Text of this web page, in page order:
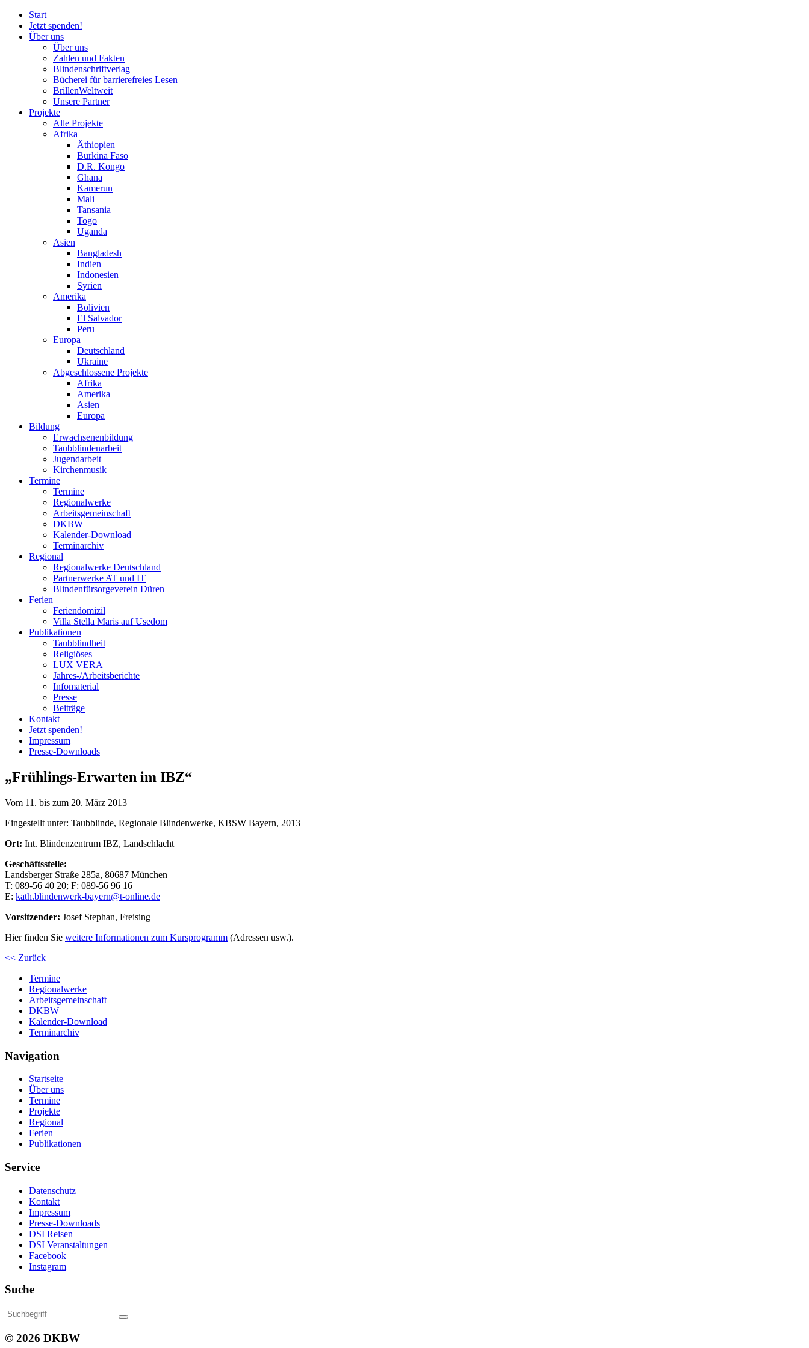
Start
Jetzt spenden!
Über uns
Über uns
Zahlen und Fakten
Blindenschriftverlag
Bücherei fürbarrierefreies Lesen
BrillenWeltweit
Unsere Partner
Projekte
Alle Projekte
Afrika
Äthiopien
Burkina Faso
D.R. Kongo
Ghana
Kamerun
Mali
Tansania
Togo
Uganda
Asien
Bangladesh
Indien
Indonesien
Syrien
Amerika
Bolivien
El Salvador
Peru
Europa
Deutschland
Ukraine
Abgeschlossene Projekte
Afrika
Amerika
Asien
Europa
Bildung
Erwachsenenbildung
Taubblindenarbeit
Jugendarbeit
Kirchenmusik
Termine
Termine
Regionalwerke
Arbeitsgemeinschaft
DKBW
Kalender-Download
Terminarchiv
Regional
Regionalwerke Deutschland
Partnerwerke AT und IT
Blindenfürsorgeverein Düren
Ferien
Feriendomizil
Villa Stella Maris auf Usedom
Publikationen
Taubblindheit
Religiöses
LUX VERA
Jahres-/​Arbeitsberichte
Infomaterial
Presse
Beiträge
Kontakt
Jetzt spenden!
Impressum
Presse-Downloads
„Frühlings-Erwarten im IBZ“
Vom 11. bis zum 20. März 2013
Eingestellt unter: Taubblinde, Regionale Blindenwerke, KBSW Bayern, 2013
Ort: Int. Blindenzentrum IBZ, Landschlacht
Geschäftsstelle:
Landsberger Straße 285a, 80687 München
T: 089-56 40 20; F: 089-56 96 16
E: kath.blindenwerk-bayern@t-online.de
Vorsitzender: Josef Stephan, Freising
Hier finden Sie weitere Informationen zum Kursprogramm (Adressen usw.).
<< Zurück
Termine
Regionalwerke
Arbeitsgemeinschaft
DKBW
Kalender-Download
Terminarchiv
Navigation
Startseite
Über uns
Termine
Projekte
Regional
Ferien
Publikationen
Service
Datenschutz
Kontakt
Impressum
Presse-Downloads
DSI Reisen
DSI Veranstaltungen
Facebook
Instagram
Suche
© 2026 DKBW